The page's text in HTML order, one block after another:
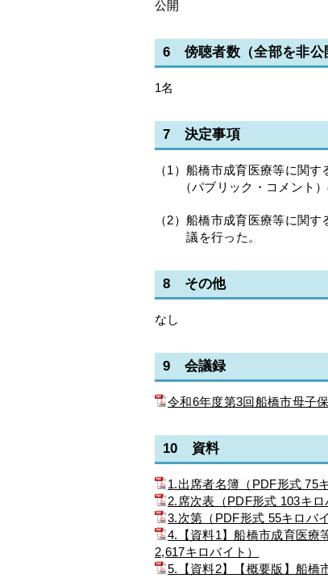
公開
6 傍聴者数（全部を非公
1名
7 決定事項
（1）船橋市成育医療等に関
（パブリック・コメント）
（2）船橋市成育医療等に関
議を行った。
8 その他
なし
9 会議録
令和6年度第3回船橋市母子
10 資料
1.出席者名簿（PDF形式 75
2.席次表（PDF形式 103キロ
3.次第（PDF形式 55キロバイ
4.【資料1】船橋市成育医療
2,617キロバイト）
5.【資料2】【概要版】船橋